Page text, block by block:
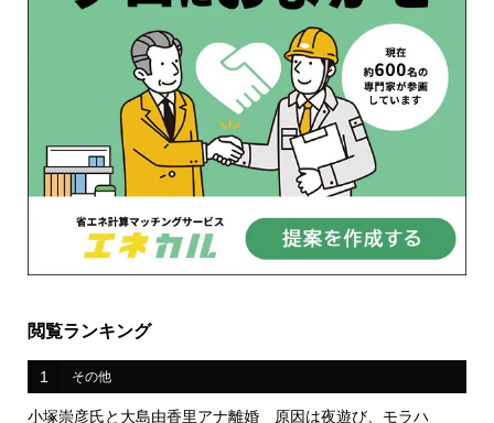
閲覧ランキング
1 その他
小塚崇彦氏と大島由香里アナ離婚 原因は夜遊び、モラハ